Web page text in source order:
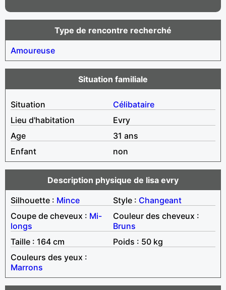
Type de rencontre recherché
Amoureuse
Situation familiale
Situation
Célibataire
Lieu d'habitation
Evry
Age
31 ans
Enfant
non
Description physique de lisa evry
Silhouette : Mince Style : Changeant
Coupe de cheveux : Mi-
longs
Couleur des cheveux :
Bruns
Taille : 164 cm
Poids : 50 kg
Couleurs des yeux :
Marrons